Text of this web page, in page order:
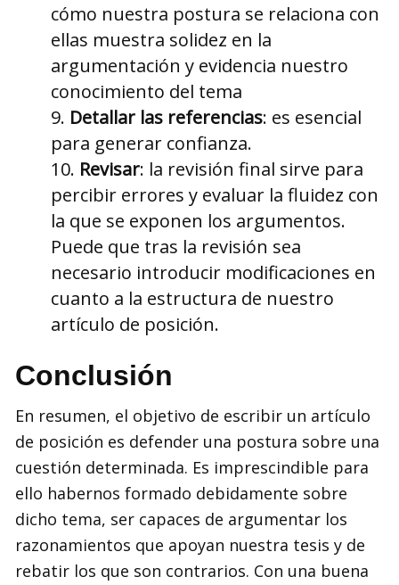
cómo nuestra postura se relaciona con
ellas muestra solidez en la
argumentación y evidencia nuestro
conocimiento del tema
Detallar las referencias: es esencial
para generar confianza.
Revisar: la revisión final sirve para
percibir errores y evaluar la fluidez con
la que se exponen los argumentos.
Puede que tras la revisión sea
necesario introducir modificaciones en
cuanto a la estructura de nuestro
artículo de posición.
Conclusión
En resumen, el objetivo de escribir un artículo
de posición es defender una postura sobre una
cuestión determinada. Es imprescindible para
ello habernos formado debidamente sobre
dicho tema, ser capaces de argumentar los
razonamientos que apoyan nuestra tesis y de
rebatir los que son contrarios. Con una buena